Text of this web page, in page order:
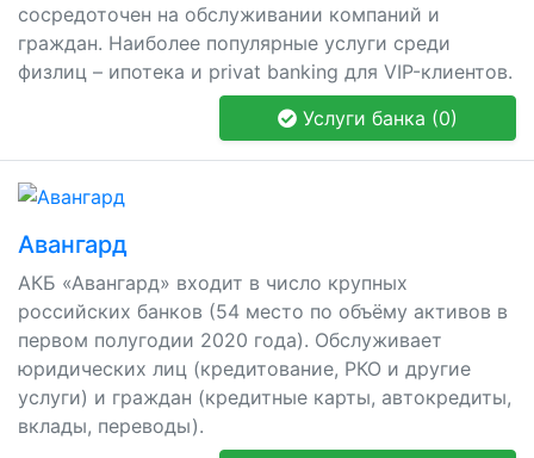
сосредоточен на обслуживании компаний и
граждан. Наиболее популярные услуги среди
физлиц – ипотека и privat banking для VIP-клиентов.
Услуги банка (0)
Авангард
АКБ «Авангард» входит в число крупных
российских банков (54 место по объёму активов в
первом полугодии 2020 года). Обслуживает
юридических лиц (кредитование, РКО и другие
услуги) и граждан (кредитные карты, автокредиты,
вклады, переводы).